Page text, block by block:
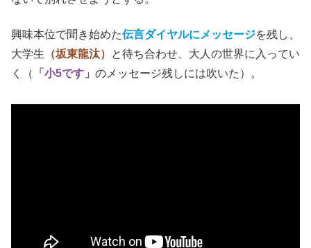
興味本位で聞き始めた伝言ダイヤルにメッセージを残し、
大学生 （坂東龍汰） と待ち合わせ
大人の世界に入ってい
く（
「小5です」 のメッセージ残しには吹いた）。